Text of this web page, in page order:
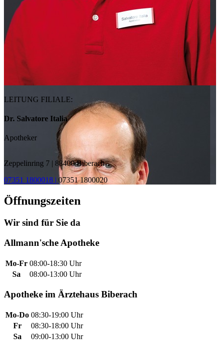
LEITUNG FILIALE:
Dr. Salvatore Italia
Apotheker
Zeppelinring 7 | 88400 Biberach
07351 1800018 | 07351 1800020
Öffnungszeiten
Wir sind für Sie da
Allmann'sche Apotheke
Mo-Fr 08:00-18:30 Uhr
Sa
08:00-13:00 Uhr
Apotheke im Ärztehaus Biberach
Mo-Do 08:30-19:00 Uhr
Fr
08:30-18:00 Uhr
Sa
09:00-13:00 Uhr